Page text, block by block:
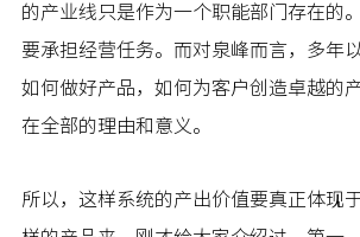
的产业线只是作为一个职能部门存在的
要承担经营任务。而对泉峰而言，多年
如何做好产品，如何为客户创造卓越的
在全部的理由和意义。
所以，这样系统的产出价值要真正体现